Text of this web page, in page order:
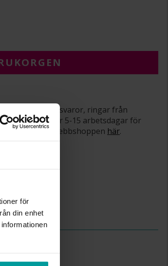
för
din enhet
för beställningsvaror, ringar från
Leveranstiden är 5-15 arbetsdagar för
öppet köp i webbshoppen här.
Bernadotte